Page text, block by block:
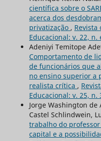
científica sobre o
acerca dos
privatização , Revista
Educacional: v. 22, n.
Adeniyi Temitope
Comportamento de
de funcionários que
no ensino superior a
realista crítica ,
Educacional: v. 25, n.
Jorge Washington de
Castel Schlindwein,
trabalho do
capital e a